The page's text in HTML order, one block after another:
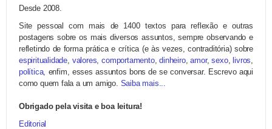
Desde 2008.
Site pessoal com mais de 1400 textos para reflexão e outras
postagens sobre os mais diversos assuntos, sempre observando e
refletindo de forma prática e crítica (e às vezes, contraditória) sobre
espiritualidade, valores,comportamento,dinheiro,amor,sexo, livros,
política, enfim, esses assuntos bons de se conversar. Escrevo aqui
como quem fala a um amigo. Saiba mais...
Obrigado pela visita e boa leitura!
Editorial